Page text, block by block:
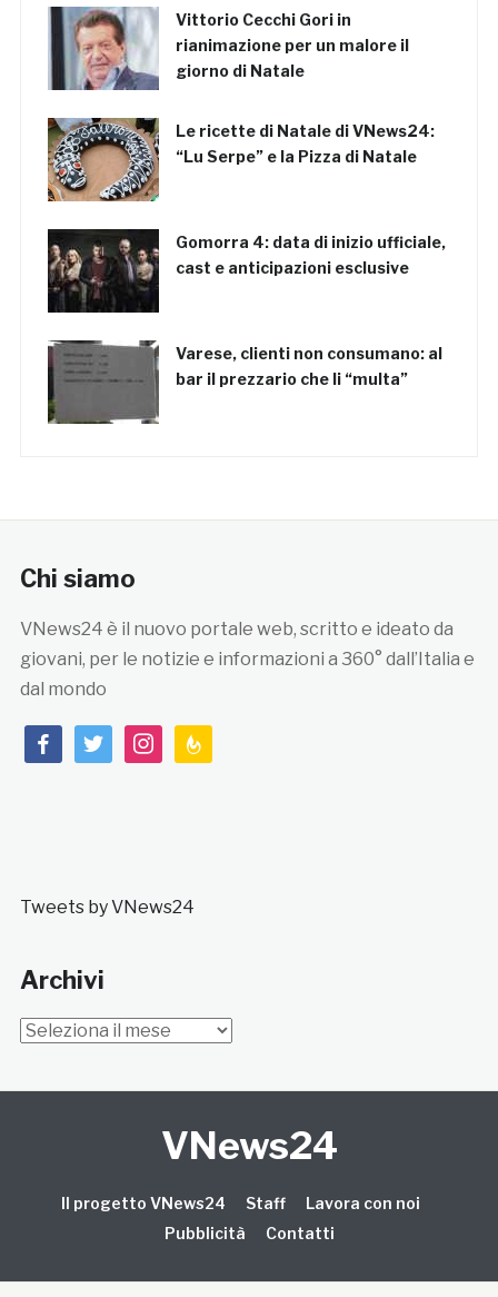
Vittorio Cecchi Gori in
rianimazione per un malore il
giorno di Natale
Le ricette di Natale di VNews24:
“Lu Serpe” e la Pizza di Natale
Gomorra 4: data di inizio ufficiale,
cast e anticipazioni esclusive
Varese, clienti non consumano: al
bar il prezzario che li “multa”
Chi siamo
VNews24 è il nuovo portale web, scritto e ideato da
giovani, per le notizie e informazioni a 360° dall’Italia e
dal mondo
facebooktwitterinstagramfeedburner
Tweets by VNews24
Archivi
Archivi
VNews24
Il progetto VNews24 Staff
Lavora con noi
Pubblicità
Contatti